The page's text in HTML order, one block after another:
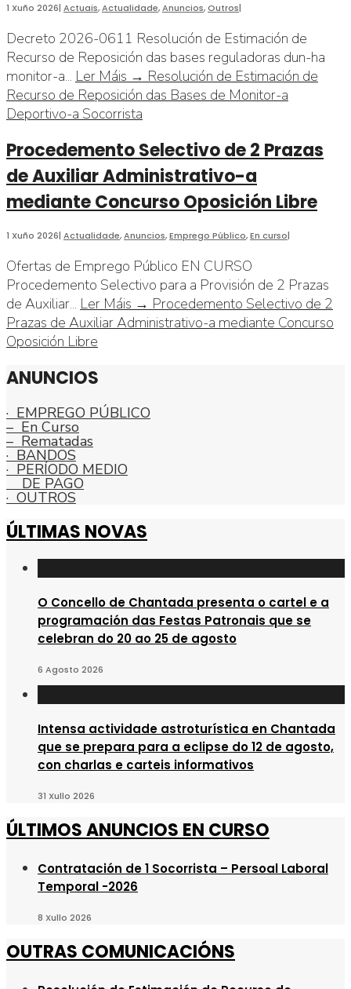
1 Xuño 2026| Actuais,Actualidade,Anuncios,Outros|
Decreto 2026-0611 Resolución de Estimación de
Recurso de Reposición das bases reguladoras dun-ha
monitor-a... Ler Máis → Resolución de Estimación de
Recurso de Reposición das Bases de Monitor-a
Deportivo-a Socorrista
Procedemento Selectivo de 2 Prazas
de Auxiliar Administrativo-a
mediante Concurso Oposición Libre
1 Xuño 2026| Actualidade,Anuncios,Emprego Público,En curso|
Ofertas de Emprego Público EN CURSO
Procedemento Selectivo para a Provisión de 2 Prazas
de Auxiliar... Ler Máis → Procedemento Selectivo de 2
Prazas de Auxiliar Administrativo-a mediante Concurso
Oposición Libre
ANUNCIOS
· EMPREGO PÚBLICO
– En Curso
– Rematadas
· BANDOS
· PERÍODO MEDIO
DE PAGO
· OUTROS
ÚLTIMAS NOVAS
O Concello de Chantada presenta o cartel e a
programación das Festas Patronais que se
celebran do 20 ao 25 de agosto
6 Agosto 2026
Intensa actividade astroturística en Chantada
que se prepara para a eclipse do 12 de agosto,
con charlas e carteis informativos
31 Xullo 2026
ÚLTIMOS ANUNCIOS EN CURSO
Contratación de 1 Socorrista – Persoal Laboral
Temporal -2026
8 Xullo 2026
OUTRAS COMUNICACIÓNS